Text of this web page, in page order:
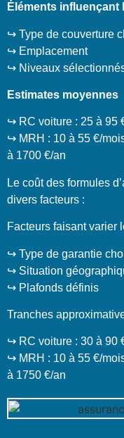
Éléments influençant
↪️ Type de couverture
↪️ Emplacement
↪️ Niveaux
Estimates moyennes
↪️ RC voiture : 25 à 95
↪️ MRH : 10 à 55 €/
à 1700 €/an
Le coût des formules
divers facteurs :
Facteurs faisant varier
↪️ Type de garantie
↪️ Situation
↪️ Plafonds définis
Tranches
↪️ RC voiture : 30 à 90
↪️ MRH : 10 à 55 €/
à 1750 €/an